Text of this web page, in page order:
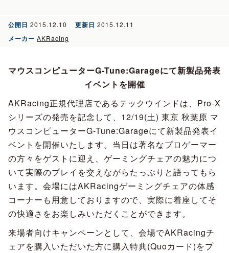
公開日 2015.12.10 更新日 2015.12.11
メーカー AKRacing
マウスコンピューターG-Tune:Garageにて新製品発表
イベントを開催
AKRacing正規代理店であるテックウインドは、Pro-X
シリーズの発売を記念して、12/19(土) 東京 秋葉原 マ
ウスコンピューターG-Tune:Garageにて新製品発表イ
ベントを開催いたします。当日は著名なプロゲーマー
の方々をゲストに迎え、ゲーミングチェアの魅力につ
いて実際のプレイを交えながらたっぷりと語ってもら
います。会場にはAKRacingゲーミングチェアの体感
コーナーも用意しておりますので、実際に着座してそ
の快適さをお楽しみいただくことができます。
来場者向けキャンペーンとして、会場でAKRacingチ
ェアを購入いただいた方に購入特典(Quoカード)をプ